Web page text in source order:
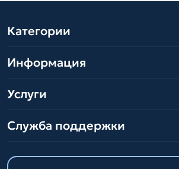
Категории
Информация
Услуги
Служба поддержки